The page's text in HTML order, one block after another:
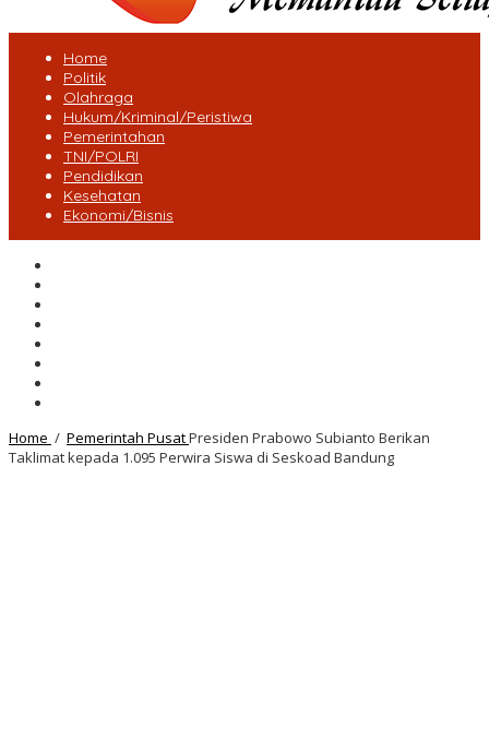
Home
Politik
Olahraga
Hukum/Kriminal/Peristiwa
Pemerintahan
TNI/POLRI
Pendidikan
Kesehatan
Ekonomi/Bisnis
Home / Pemerintah PusatPresiden Prabowo Subianto Berikan
Taklimat kepada 1.095 Perwira Siswa di Seskoad Bandung